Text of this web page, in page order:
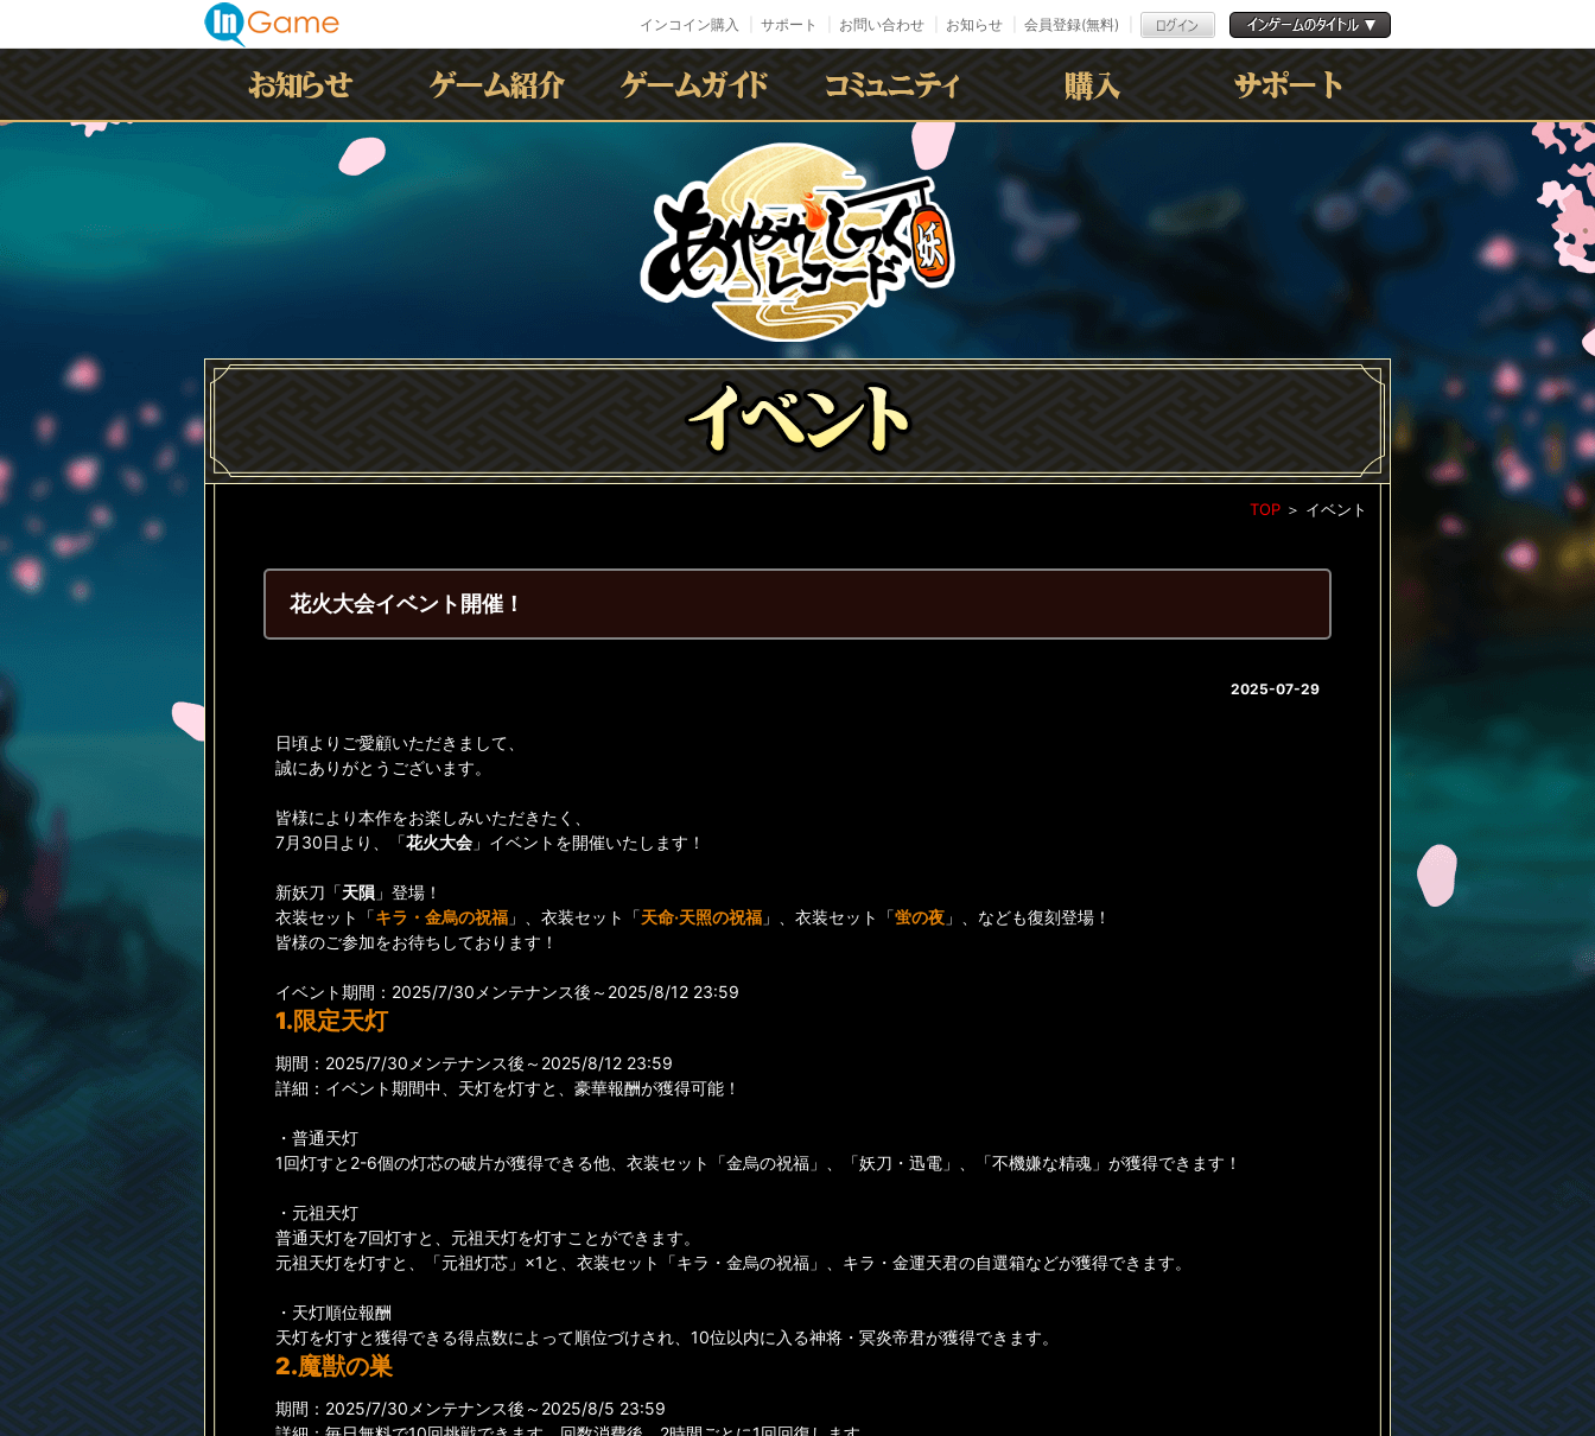
インコイン購入 サポート お問い合わせ お知らせ 会員登録(無料)
イベント 利用規約
ﾌﾟﾗｲﾊﾞｼｰﾎﾟﾘｼｰ
TOP ＞ イベント
花火大会イベント開催！
2025-07-29
日頃よりご愛顧いただきまして、
誠にありがとうございます。
皆様により本作をお楽しみいただきたく、
7月30日より、「花火大会 」イベントを開催いたします！
新妖刀「天隕 」登場！
衣装セット「キラ・金烏の祝福 」、衣装セット「天命·天照の祝福 」、衣装セット「蛍の夜 」、なども復刻登場！
皆様のご参加をお待ちしております！
イベント期間：2025/7/30メンテナンス後～2025/8/12 23:59
1.限定天灯
期間：2025/7/30メンテナンス後～2025/8/12 23:59
詳細：イベント期間中、天灯を灯すと、豪華報酬が獲得可能！
・普通天灯
1回灯すと2-6個の灯芯の破片が獲得できる他、衣装セット「金烏の祝福」、「妖刀・迅電」、「不機嫌な精魂」が獲得できます！
・元祖天灯
普通天灯を7回灯すと、元祖天灯を灯すことができます。
元祖天灯を灯すと、「元祖灯芯」×1と、衣装セット「キラ・金烏の祝福」、キラ・金運天君の自選箱などが獲得できます。
・天灯順位報酬
天灯を灯すと獲得できる得点数によって順位づけされ、10位以内に入る神将・冥炎帝君が獲得できます。
2.魔獣の巣
期間：2025/7/30メンテナンス後～2025/8/5 23:59